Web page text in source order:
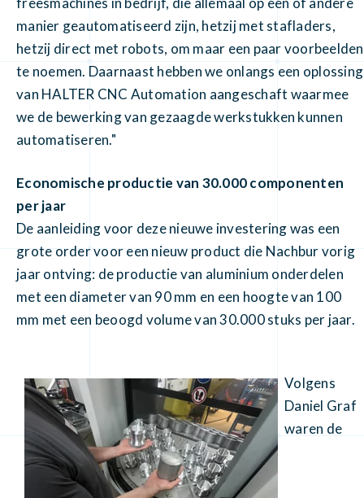
manier geautomatiseerd zijn, hetzij met stafladers,
hetzij direct met robots, om maar een paar voorbeelden
te noemen. Daarnaast hebben we onlangs een oplossing
van HALTER CNC Automation aangeschaft waarmee
we de bewerking van gezaagde werkstukken kunnen
automatiseren."
Economische productie van 30.000 componenten
per jaar
De aanleiding voor deze nieuwe investering was een
grote order voor een nieuw product die Nachbur vorig
jaar ontving: de productie van aluminium onderdelen
met een diameter van 90 mm en een hoogte van 100
mm met een beoogd volume van 30.000 stuks per jaar.
Volgens
Daniel Graf
waren de